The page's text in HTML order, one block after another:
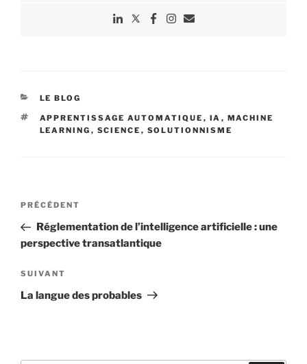
CATÉGORIES
LE BLOG
ÉTIQUETTES
APPRENTISSAGE AUTOMATIQUE , IA , MACHINE
LEARNING , SCIENCE , SOLUTIONNISME
Navigation
l’article
Article
précédent
PRÉCÉDENT
Réglementation de l’intelligence artificielle : une
perspective transatlantique
Article
suivant
SUIVANT
La langue des probables